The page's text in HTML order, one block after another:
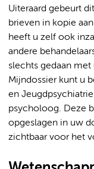
Uiteraard gebeurt
brieven in kopie
heeft u zelf ook
andere
slechts gedaan
Mijndossier kunt u
en
psycholoog. Deze
opgeslagen in uw
zichtbaar voor het